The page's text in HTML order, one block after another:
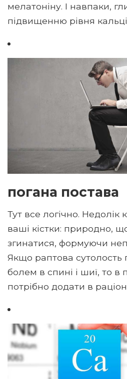
мелатоніну. І навпаки,
підвищенню рівня
погана постава
Тут все логічно.
ваші кістки: природно,
згинатися, формуючи
Якщо раптова
болем в спині і шиї, то в
потрібно додати в